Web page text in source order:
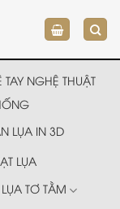
NGHỆ THUẬT
LỤA IN 3D
LỤA
TƠ TẰM